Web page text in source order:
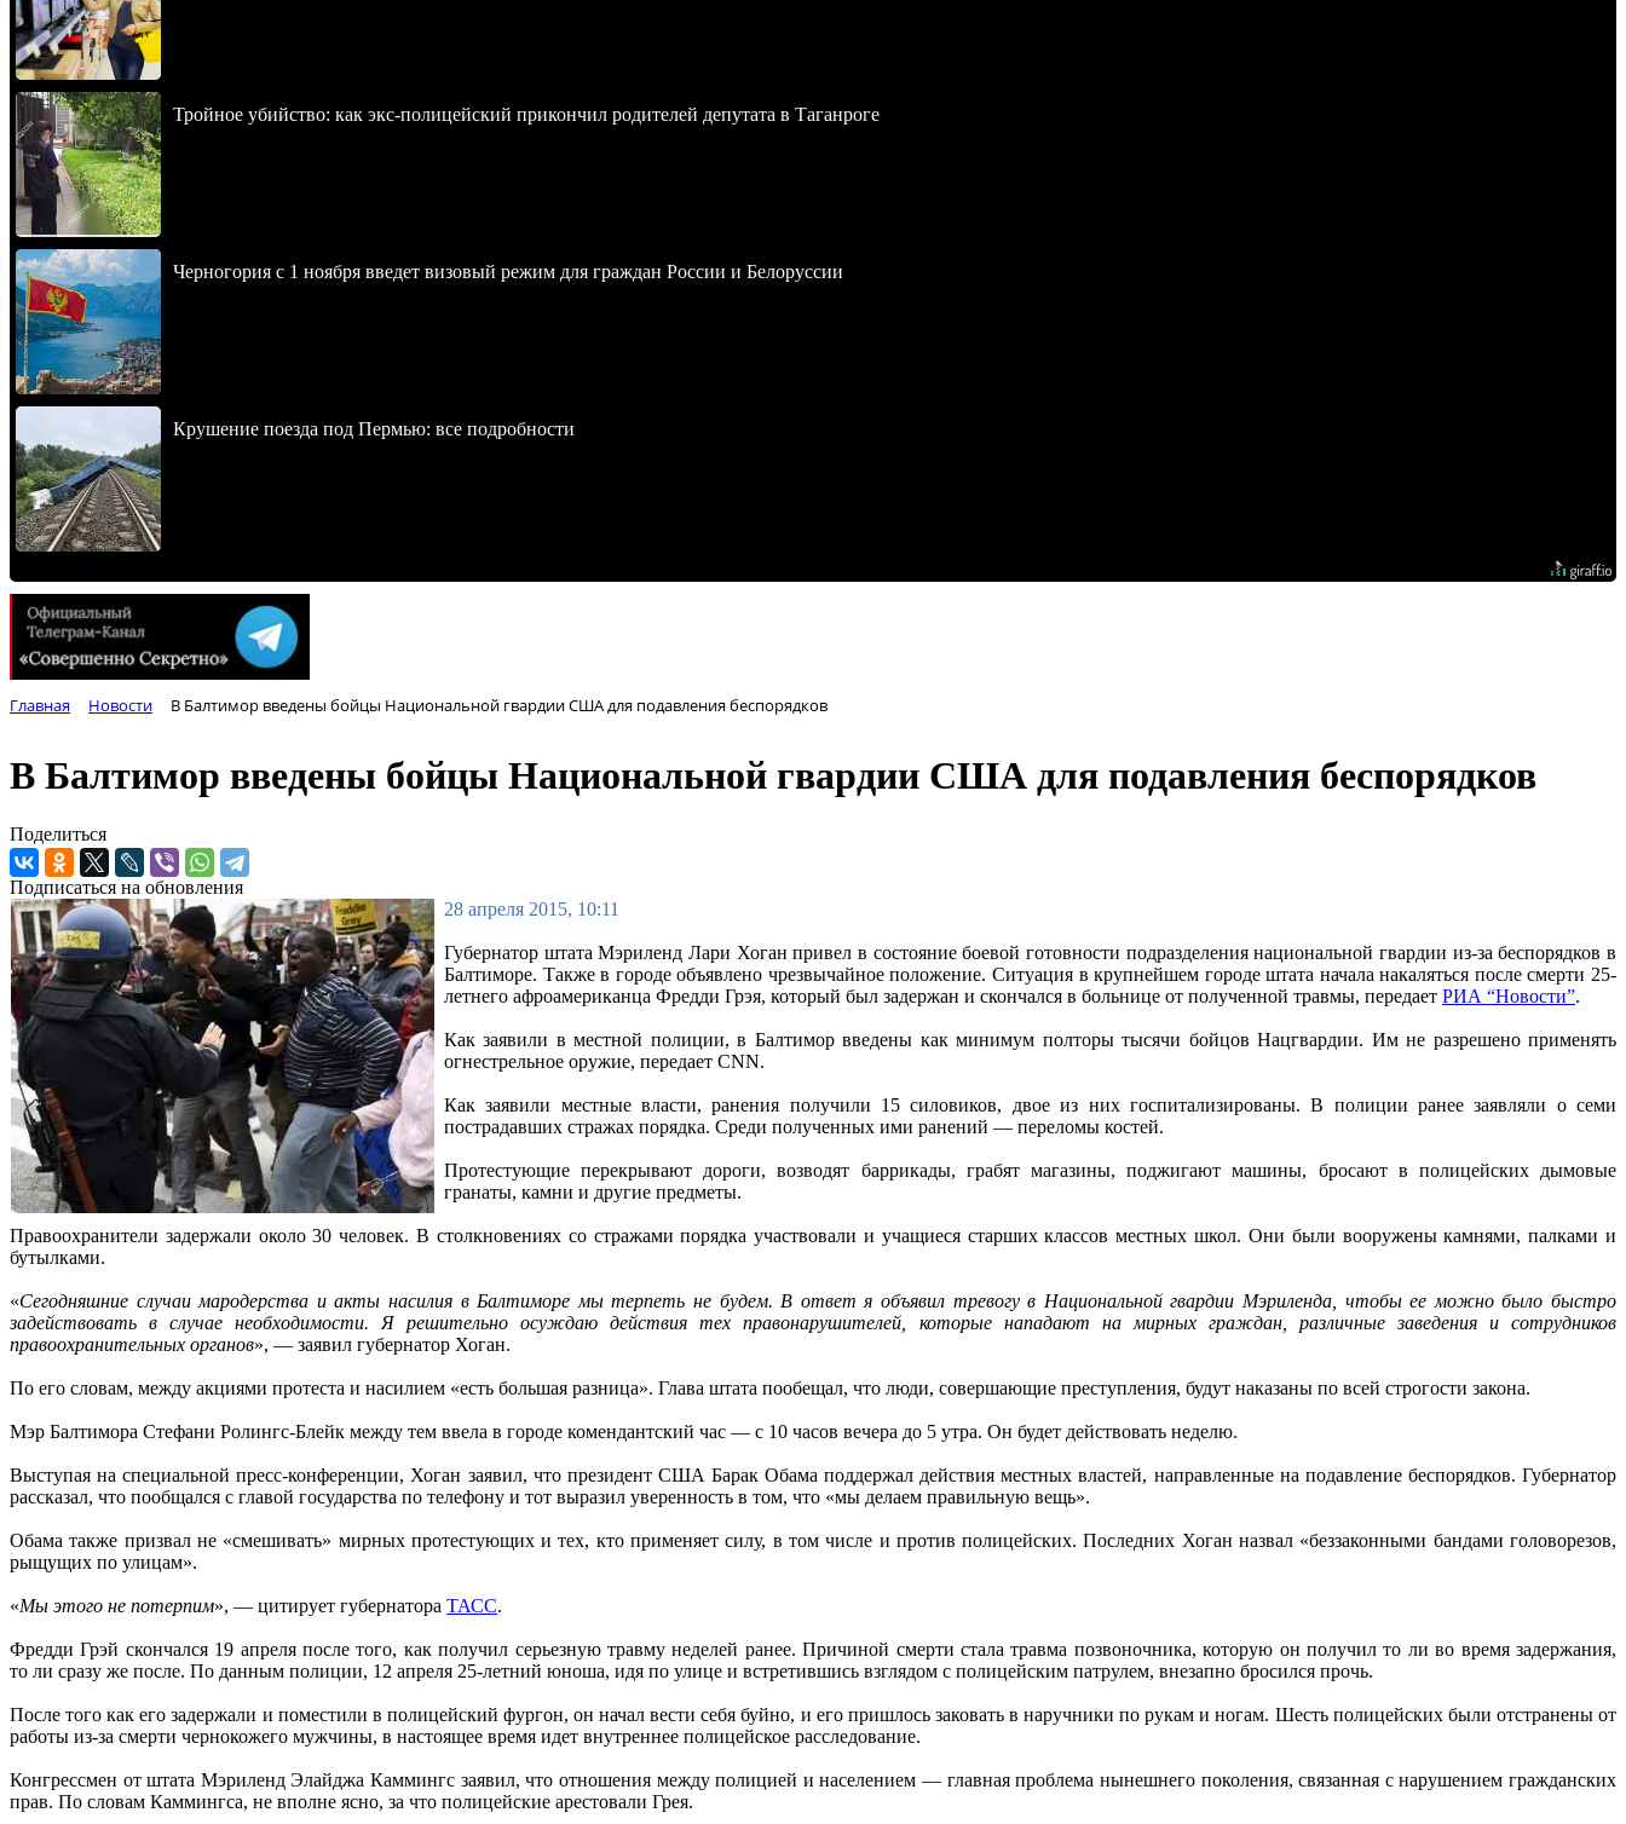
Тройное убийство: как экс-полицейский прикончил родителей депутата в Таганроге
Черногория с 1 ноября введет визовый режим для граждан России и Белоруссии
Крушение поезда под Пермью: все подробности
Главная Новости В Балтимор введены бойцы Национальной гвардии США для подавления беспорядков
В Балтимор введены бойцы Национальной гвардии США для подавления беспорядков
Поделиться
Подписаться на обновления
28 апреля 2015, 10:11
Губернатор штата Мэриленд Лари Хоган привел в состояние боевой готовности подразделения национальной гвардии из-за беспорядков в
Балтиморе. Также в городе объявлено чрезвычайное положение. Ситуация в крупнейшем городе штата начала накаляться после смерти 25-
летнего афроамериканца Фредди Грэя, который был задержан и скончался в больнице от полученной травмы, передает РИА “Новости”.
Как заявили в местной полиции, в Балтимор введены как минимум полторы тысячи бойцов Нацгвардии. Им не разрешено применять
огнестрельное оружие, передает CNN.
Как заявили местные власти, ранения получили 15 силовиков, двое из них госпитализированы. В полиции ранее заявляли о семи
пострадавших стражах порядка. Среди полученных ими ранений — переломы костей.
Протестующие перекрывают дороги, возводят баррикады, грабят магазины, поджигают машины, бросают в полицейских дымовые
гранаты, камни и другие предметы.
Правоохранители задержали около 30 человек. В столкновениях со стражами порядка участвовали и учащиеся старших классов местных школ. Они были вооружены камнями, палками и
бутылками.
«Сегодняшние случаи мародерства и акты насилия в Балтиморе мы терпеть не будем. В ответ я объявил тревогу в Национальной гвардии Мэриленда, чтобы ее можно было быстро
задействовать в случае необходимости. Я решительно осуждаю действия тех правонарушителей, которые нападают на мирных граждан, различные заведения и сотрудников
правоохранительных органов», — заявил губернатор Хоган.
По его словам, между акциями протеста и насилием «есть большая разница». Глава штата пообещал, что люди, совершающие преступления, будут наказаны по всей строгости закона.
Мэр Балтимора Стефани Ролингс-Блейк между тем ввела в городе комендантский час — с 10 часов вечера до 5 утра. Он будет действовать неделю.
Выступая на специальной пресс-конференции, Хоган заявил, что президент США Барак Обама поддержал действия местных властей, направленные на подавление беспорядков. Губернатор
рассказал, что пообщался с главой государства по телефону и тот выразил уверенность в том, что «мы делаем правильную вещь».
Обама также призвал не «смешивать» мирных протестующих и тех, кто применяет силу, в том числе и против полицейских. Последних Хоган назвал «беззаконными бандами головорезов,
рыщущих по улицам».
«Мы этого не потерпим», — цитирует губернатора ТАСС.
Фредди Грэй скончался 19 апреля после того, как получил серьезную травму неделей ранее. Причиной смерти стала травма позвоночника, которую он получил то ли во время задержания,
то ли сразу же после. По данным полиции, 12 апреля 25-летний юноша, идя по улице и встретившись взглядом с полицейским патрулем, внезапно бросился прочь.
После того как его задержали и поместили в полицейский фургон, он начал вести себя буйно, и его пришлось заковать в наручники по рукам и ногам. Шесть полицейских были отстранены от
работы из-за смерти чернокожего мужчины, в настоящее время идет внутреннее полицейское расследование.
Конгрессмен от штата Мэриленд Элайджа Каммингс заявил, что отношения между полицией и населением — главная проблема нынешнего поколения, связанная с нарушением гражданских
прав. По словам Каммингса, не вполне ясно, за что полицейские арестовали Грея.